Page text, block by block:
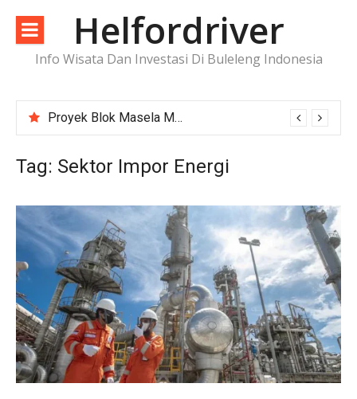
konten
Helfordriver
Info Wisata Dan Investasi Di Buleleng Indonesia
Proyek Blok Masela Makin Dekat ke FID, Investasi Raksasa Siap Menggerakkan Industri Energi
Tag: Sektor Impor Energi